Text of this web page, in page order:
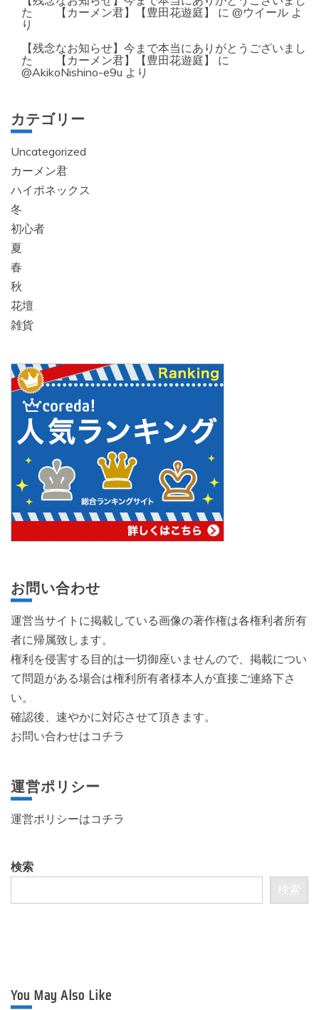
た 【カーメン君】【豊田花遊庭】
に @ウイール よ
り
【残念なお知らせ】今まで本当にありがとうございまし
た 【カーメン君】【豊田花遊庭】
に
@AkikoNishino-e9u より
カテゴリー
Uncategorized
カーメン君
ハイポネックス
冬
初心者
夏
春
秋
花壇
雑貨
お問い合わせ
運営当サイトに掲載している画像の著作権は各権利者所有
者に帰属致します。
権利を侵害する目的は一切御座いませんので、掲載につい
て問題がある場合は権利所有者様本人が直接ご連絡下さ
い。
確認後、速やかに対応させて頂きます。
お問い合わせはコチラ
運営ポリシー
運営ポリシーはコチラ
検索
検索
You May Also Like